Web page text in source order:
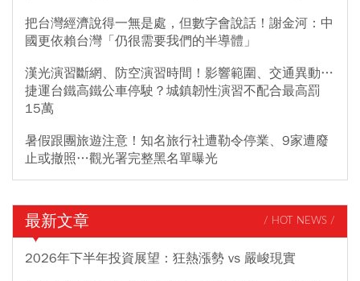
把台灣經濟說得一無是處，但數字會說話！謝金河：中
國更依賴台灣「仍很需要我們的半導體」
漢光演習斷網、防空演習時間！影響範圍、交通異動…
捷運台鐵高鐵公車停駛？城鎮韌性演習不配合最高罰
15萬
暑假跟團旅遊注意！知名旅行社遭勒令停業、9家遭廢
止或撤照…觀光署完整黑名單曝光
最新文章 / HOT NEWS /
2026年下半年投資展望：狂熱漲勢 vs 嚴峻現實